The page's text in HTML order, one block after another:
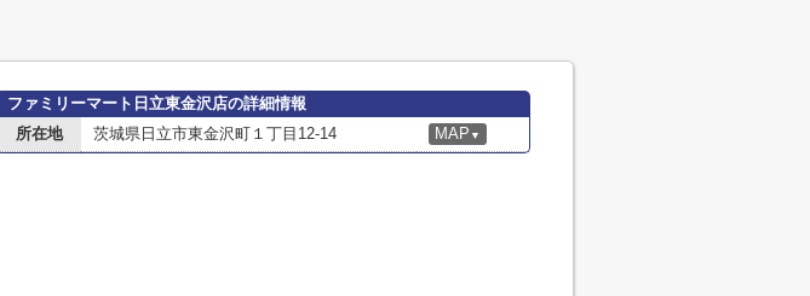
ファミリーマート日立東金沢店の詳細情報
所在地
茨城県日立市東金沢町１丁目12-14 MAP ▼